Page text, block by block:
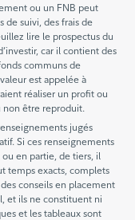
ou un FNB peut
de suivi, des frais de
lire le prospectus du
car il contient des
communs de
est appelée à
réaliser un profit ou
non être reproduit.
jugés
Si ces renseignements
en partie, de tiers, il
temps exacts, complets
conseils en placement
et ils ne constituent ni
et les tableaux sont